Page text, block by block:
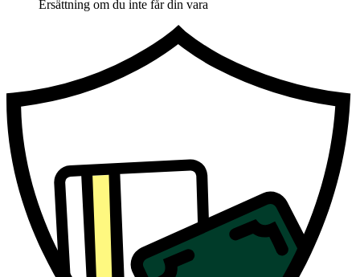
Ersättning om du inte får din vara